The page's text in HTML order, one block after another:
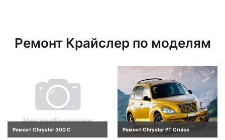
Ремонт Крайслер по моделям
Ремонт Chrysler 300 C Ремонт Chrysler PT Cruise